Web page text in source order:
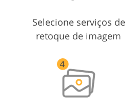
Selecione serviços de
retoque de imagem